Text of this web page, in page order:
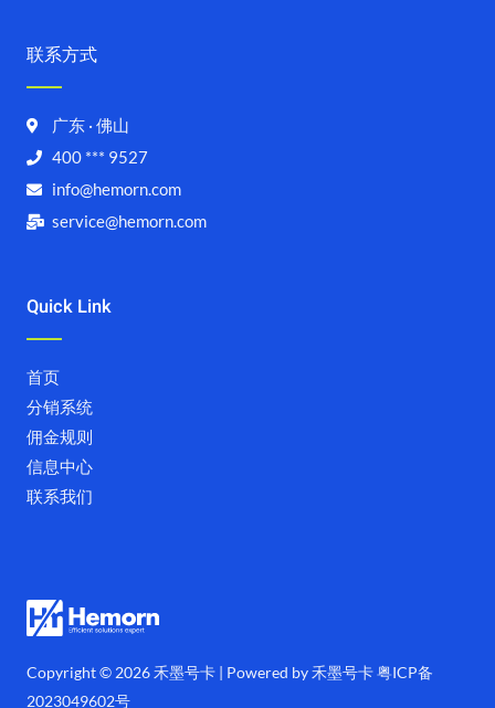
Copyright © 2026 禾墨号卡 | Powered by 禾墨号卡粤ICP备
2023049602号
Quick Link
首页
分销系统
佣金规则
信息中心
联系我们
联系方式
广东 · 佛山
400 *** 9527
info@hemorn.com
service@hemorn.com